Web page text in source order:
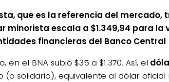
que es la referencia del mercado,
minorista escala a $1.349,94 para la
financieras del Banco Central
en el BNA subió $35 a $1.370. Así, el
(o solidario), equivalente al dólar oficial